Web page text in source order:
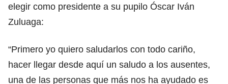
elegir como presidente a su pupilo Óscar Iván
Zuluaga:
“Primero yo quiero saludarlos con todo cariño,
hacer llegar desde aquí un saludo a los ausentes,
una de las personas que más nos ha ayudado es